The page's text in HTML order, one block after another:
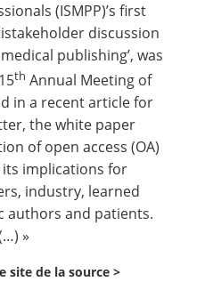
(ISMPP)’s first
discussion
publishing’, was
th Annual Meeting of
in a recent articlefor
, the white paper
of open access (OA)
implications for
industry, learned
authors and patients.
»
site de la source >